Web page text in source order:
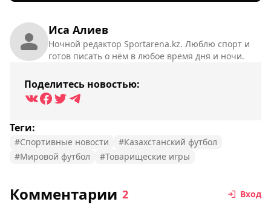
Иса Алиев
Ночной редактор Sportarena.kz. Люблю спорт и
готов писать о нём в любое время дня и ночи.
Поделитесь новостью:
Теги:
#Спортивные новости
#Казахстанский футбол
#Мировой футбол
#Товарищеские игры
Комментарии 2 Вход